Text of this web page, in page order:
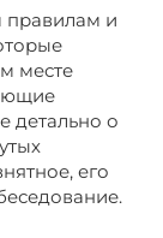
правилам и
месте
детально о
его